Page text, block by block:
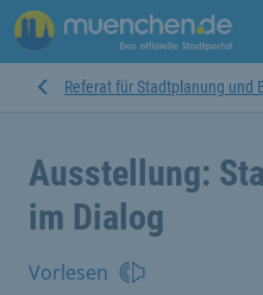
Referat für Stadtplanung und
Ausstellung:
im Dialog
Vorlesen